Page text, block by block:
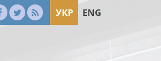
УКР ENG